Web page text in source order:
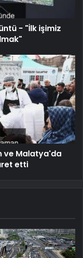
- "İlk işimiz
ve Malatya'da
etti